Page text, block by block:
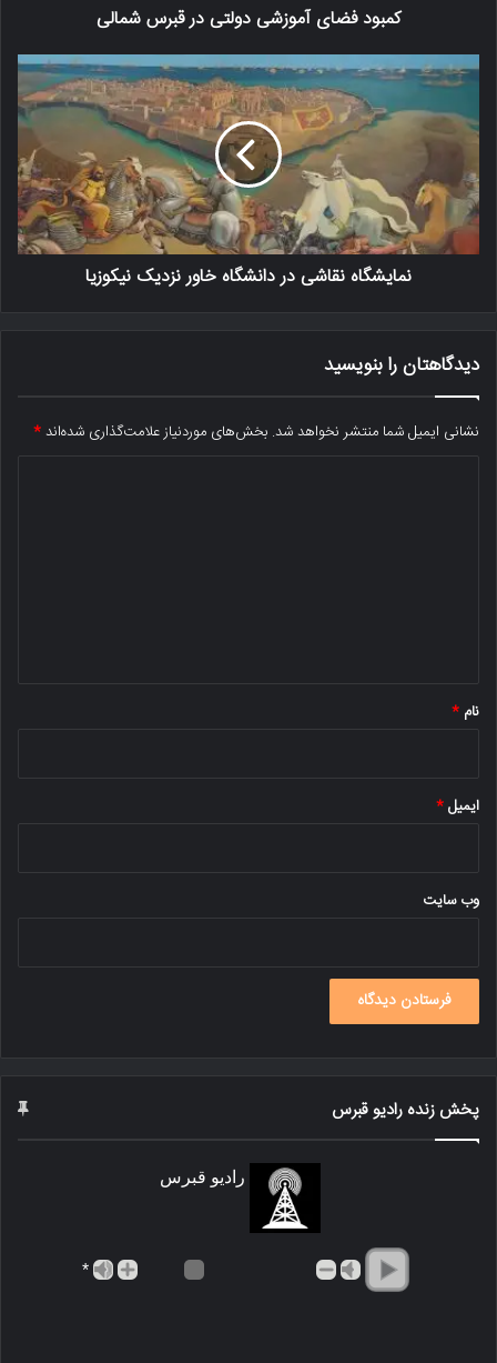
کمبود فضای آموزشی دولتی در قبرس شمالی
نمایشگاه نقاشی در دانشگاه خاور نزدیک نیکوزیا
دیدگاهتان را بنویسید
نشانی ایمیل شما منتشر نخواهد شد. بخش‌های موردنیاز علامت‌گذاری شده‌اند*
نام *
ایمیل*
وب‌ سایت
پخش زنده رادیو قبرس
رادیو قبرس
*